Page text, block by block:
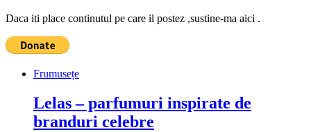
Daca iti place continutul pe care il postez ,sustine-ma aici .
Frumusețe
Lelas – parfumuri inspirate de
branduri celebre